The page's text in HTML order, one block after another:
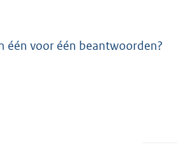
één voor één beantwoorden?